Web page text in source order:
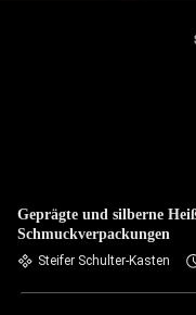
Geprägte und silberne
Schmuckverpackungen
Steifer Schulter-Kasten